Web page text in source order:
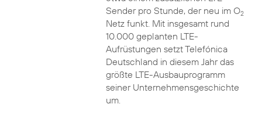
Sender pro Stunde, der neu im O2
Netz funkt. Mit insgesamt rund
10.000 geplanten LTE-
Aufrüstungen setzt Telefónica
Deutschland in diesem Jahr das
größte LTE-Ausbauprogramm
seiner Unternehmensgeschichte
um.